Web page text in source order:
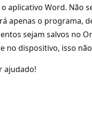
aplicativo Word. Não
apenas o programa,
sejam salvos no
no dispositivo, isso
ajudado!